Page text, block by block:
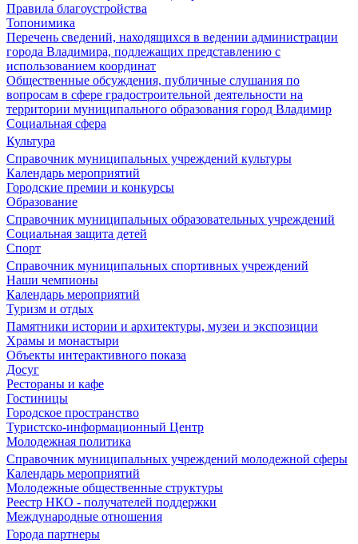
Правила благоустройства
Топонимика
Перечень сведений, находящихся в ведении администрации
города Владимира, подлежащих представлению с
использованием координат
Общественные обсуждения, публичные слушания по
вопросам в сфере градостроительной деятельности на
территории муниципального образования город Владимир
Социальная сфера
Культура
Справочник муниципальных учреждений культуры
Календарь мероприятий
Городские премии и конкурсы
Образование
Справочник муниципальных образовательных учреждений
Социальная защита детей
Спорт
Справочник муниципальных спортивных учреждений
Наши чемпионы
Календарь мероприятий
Туризм и отдых
Памятники истории и архитектуры, музеи и экспозиции
Храмы и монастыри
Объекты интерактивного показа
Досуг
Рестораны и кафе
Гостиницы
Городское пространство
Туристско-информационный Центр
Молодежная политика
Справочник муниципальных учреждений молодежной сферы
Календарь мероприятий
Молодежные общественные структуры
Реестр НКО - получателей поддержки
Международные отношения
Города партнеры